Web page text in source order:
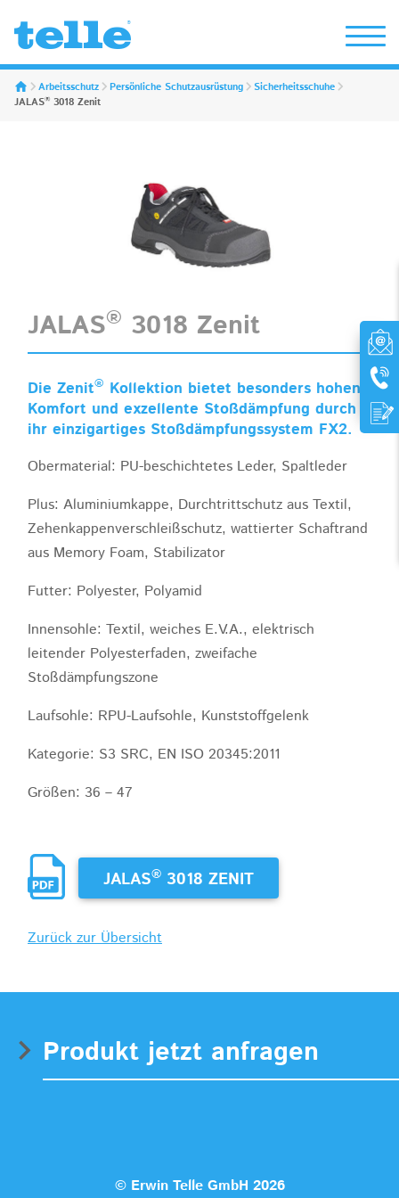
Erwin Telle GmbH
Arbeitsschutz Persönliche Schutzausrüstung
Sicherheitsschuhe
JALAS® 3018 Zenit
JALAS® 3018 Zenit
Die Zenit® Kollektion bietet besonders hohen
Komfort und exzellente Stoßdämpfung durch
ihr einzigartiges Stoßdämpfungssystem FX2.
Obermaterial: PU-beschichtetes Leder, Spaltleder
Plus: Aluminiumkappe, Durchtrittschutz aus Textil,
Zehenkappenverschleißschutz, wattierter Schaftrand
aus Memory Foam, Stabilizator
Futter: Polyester, Polyamid
Innensohle: Textil, weiches E.V.A., elektrisch
leitender Polyesterfaden, zweifache
Stoßdämpfungszone
Laufsohle: RPU-Laufsohle, Kunststoffgelenk
Kategorie: S3 SRC, EN ISO 20345:2011
Größen: 36 – 47
JALAS® 3018 ZENIT
Zurück zur Übersicht
Produkt jetzt anfragen
© Erwin Telle GmbH 2026